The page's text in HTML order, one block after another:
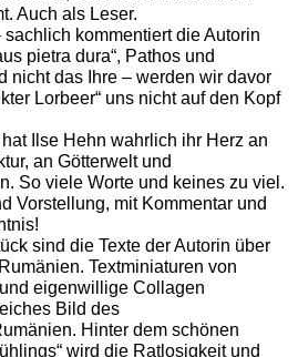
Auch als Leser.
kommentiert die Autorin
pietra dura“, Pathos und
nicht das Ihre – werden wir davor
Lorbeer“ uns nicht auf den Kopf
Ilse Hehn wahrlich ihr Herz an
an Götterwelt und
So viele Worte und keines zu viel.
Vorstellung, mit Kommentar und
sind die Texte der Autorin über
Textminiaturen von
eigenwillige Collagen
Bild des
Hinter dem schönen
wird die Ratlosigkeit und